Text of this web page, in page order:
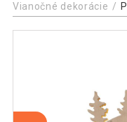
Vianočné dekorácie